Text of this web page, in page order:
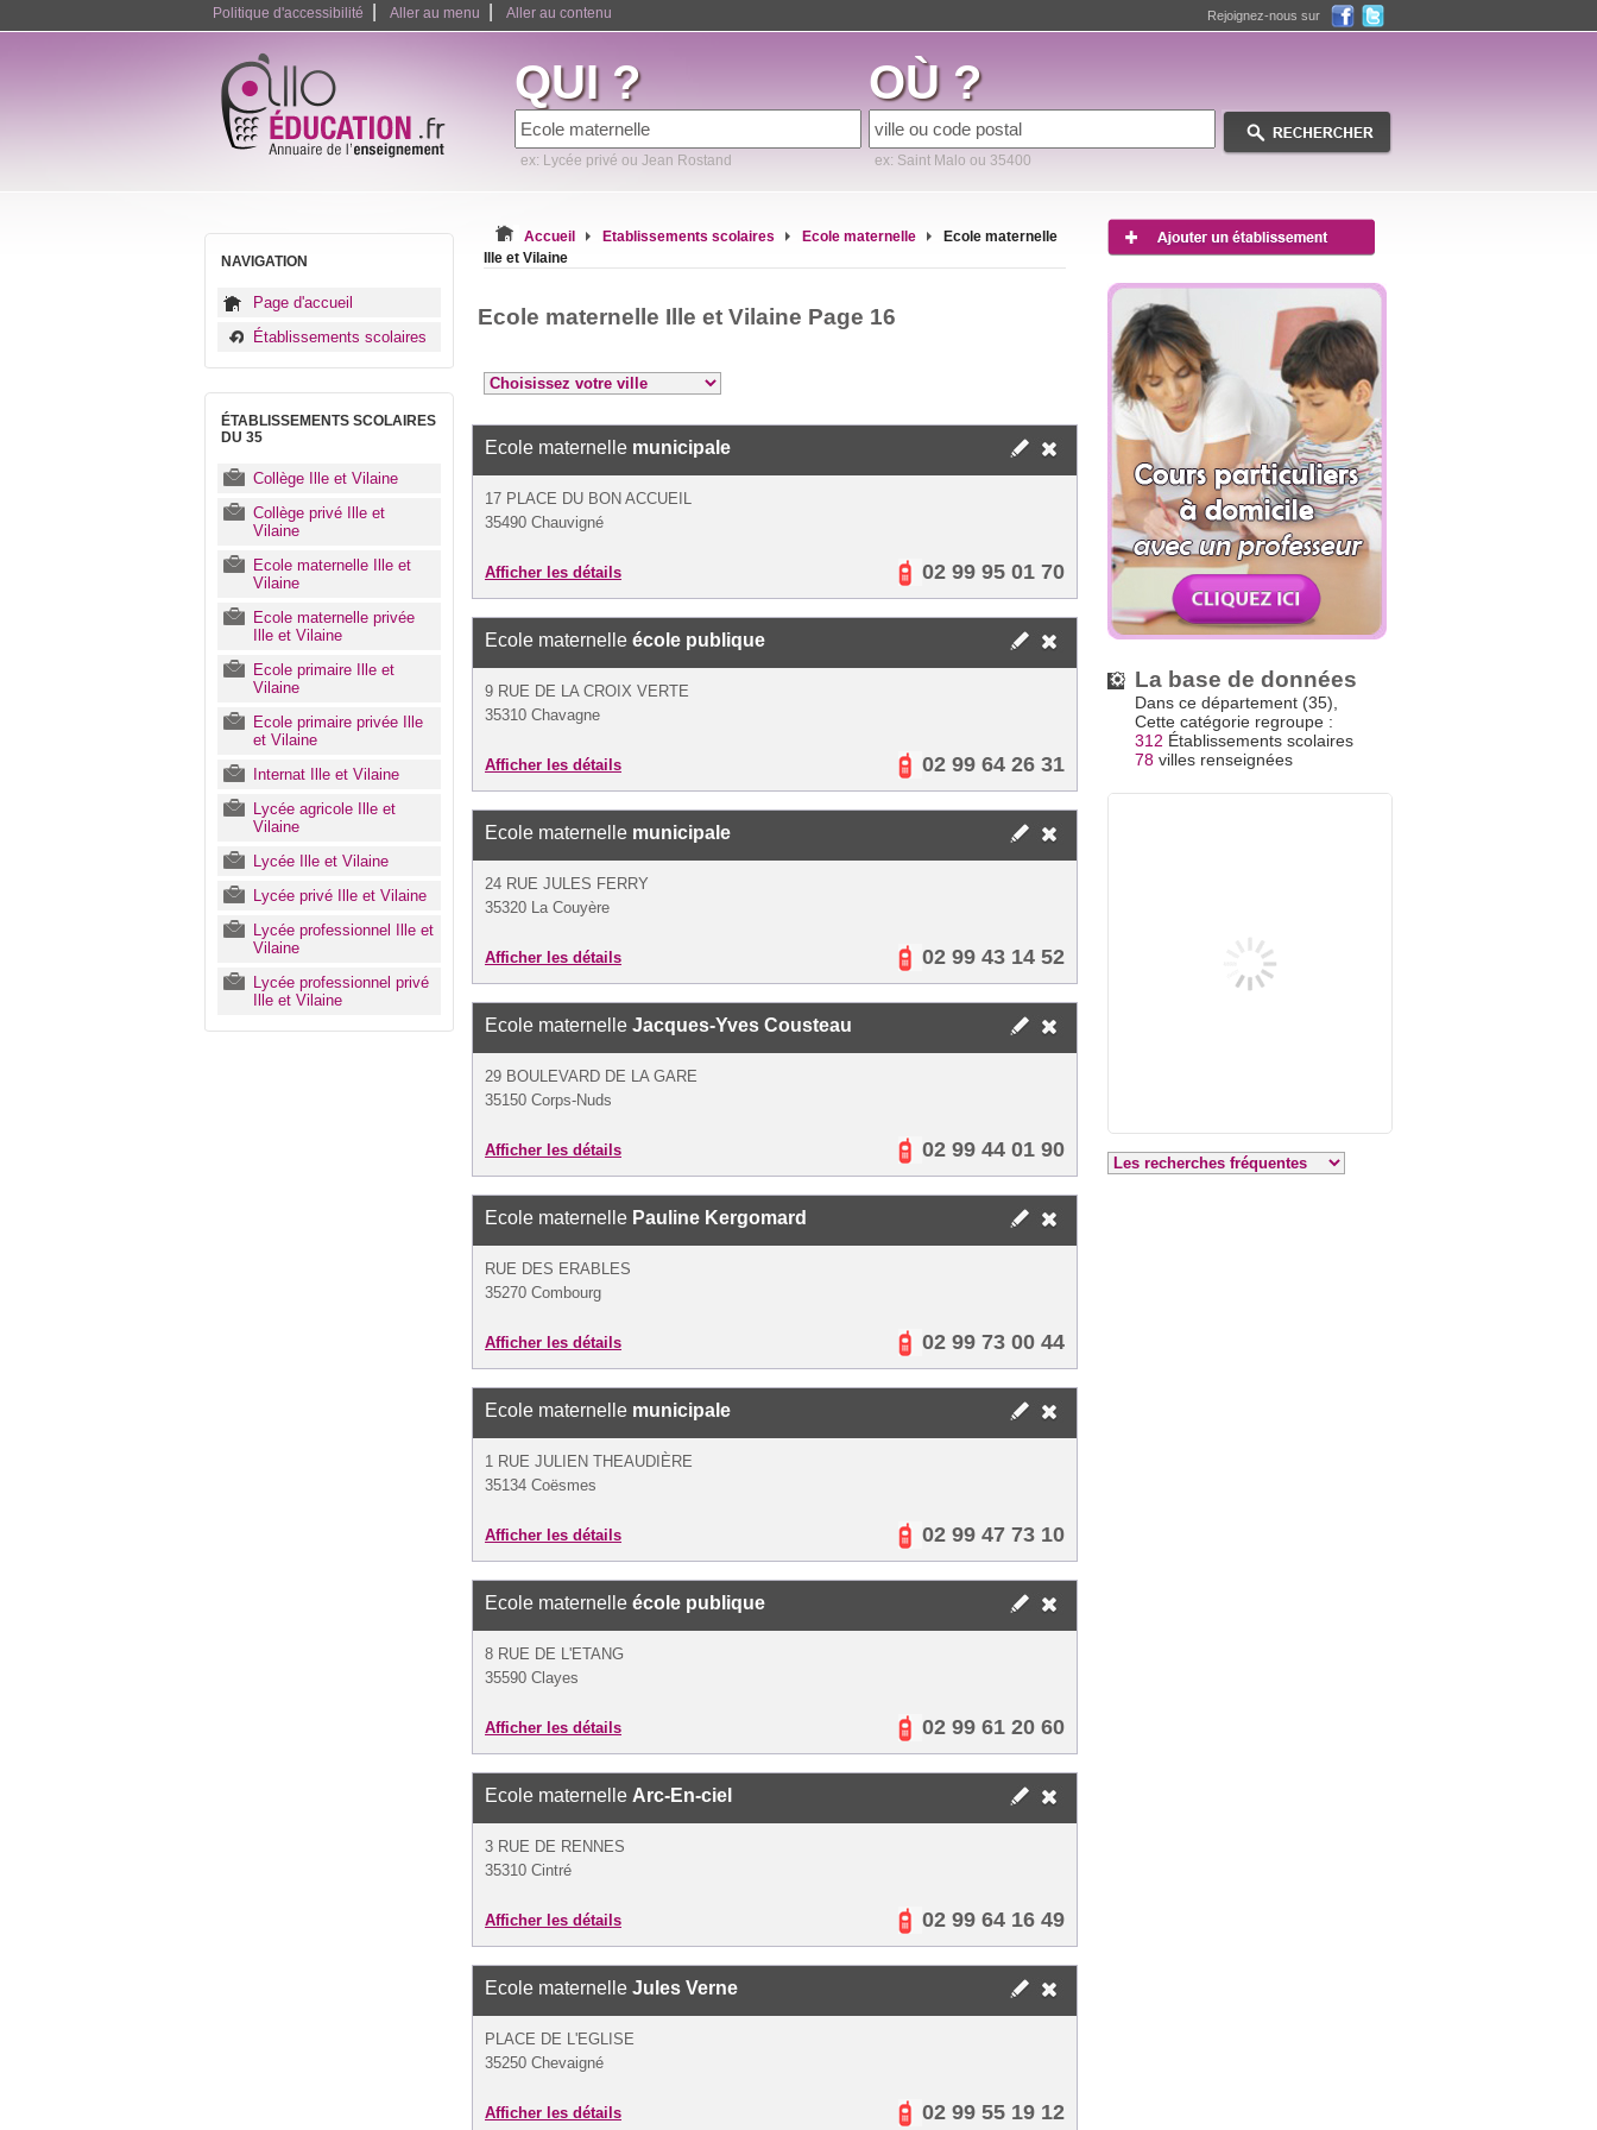
Politique d'accessibilité Aller au menu Aller au contenu Rejoignez-nous sur
QUI ?
ex: Lycée privé ou Jean Rostand
OÙ ?
ex: Saint Malo ou 35400
NAVIGATION
Page d'accueil
Établissements scolaires
ÉTABLISSEMENTS SCOLAIRES
DU 35
Collège Ille et Vilaine
Collège privé Ille et
Vilaine
Ecole maternelle Ille et
Vilaine
Ecole maternelle privée
Ille et Vilaine
Ecole primaire Ille et
Vilaine
Ecole primaire privée Ille
et Vilaine
Internat Ille et Vilaine
Lycée agricole Ille et
Vilaine
Lycée Ille et Vilaine
Lycée privé Ille et Vilaine
Lycée professionnel Ille et
Vilaine
Lycée professionnel privé
Ille et Vilaine
Accueil Etablissements scolaires Ecole maternelle
Ecole maternelle
Ille et Vilaine
Ecole maternelle Ille et Vilaine Page 16
Ecole maternelle municipale
17 PLACE DU BON ACCUEIL
35490 Chauvigné
Afficher les détails 02 99 95 01 70
Ecole maternelle école publique
9 RUE DE LA CROIX VERTE
35310 Chavagne
Afficher les détails 02 99 64 26 31
Ecole maternelle municipale
24 RUE JULES FERRY
35320 La Couyère
Afficher les détails 02 99 43 14 52
Ecole maternelle Jacques-Yves Cousteau
29 BOULEVARD DE LA GARE
35150 Corps-Nuds
Afficher les détails 02 99 44 01 90
Ecole maternelle Pauline Kergomard
RUE DES ERABLES
35270 Combourg
Afficher les détails 02 99 73 00 44
Ecole maternelle municipale
1 RUE JULIEN THEAUDIÈRE
35134 Coësmes
Afficher les détails 02 99 47 73 10
Ecole maternelle école publique
8 RUE DE L'ETANG
35590 Clayes
Afficher les détails 02 99 61 20 60
Ecole maternelle Arc-En-ciel
3 RUE DE RENNES
35310 Cintré
Afficher les détails 02 99 64 16 49
Ecole maternelle Jules Verne
PLACE DE L'EGLISE
35250 Chevaigné
Afficher les détails 02 99 55 19 12
La base de données
Dans ce département (35),
Cette catégorie regroupe :
312 Établissements scolaires
78 villes renseignées